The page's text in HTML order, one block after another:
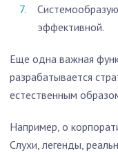
эффективной.
Еще одна важная
разрабатывается
естественным
Например, о
Слухи, легенды,